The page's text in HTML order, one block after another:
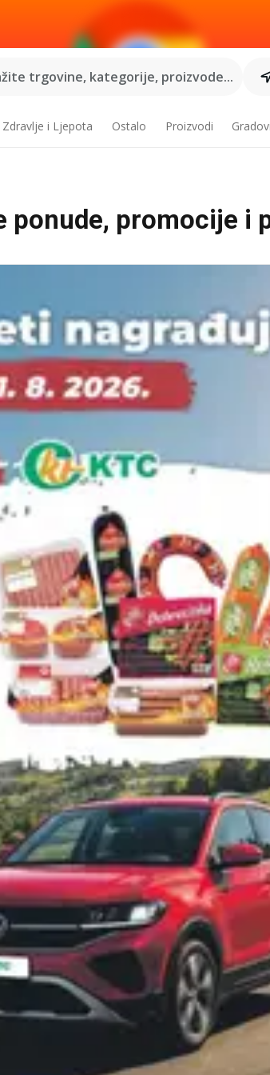
trgovine, kategorije, proizvode...
Zdravlje i Ljepota Ostalo Proizvodi Gradovi
ponude, promocije i